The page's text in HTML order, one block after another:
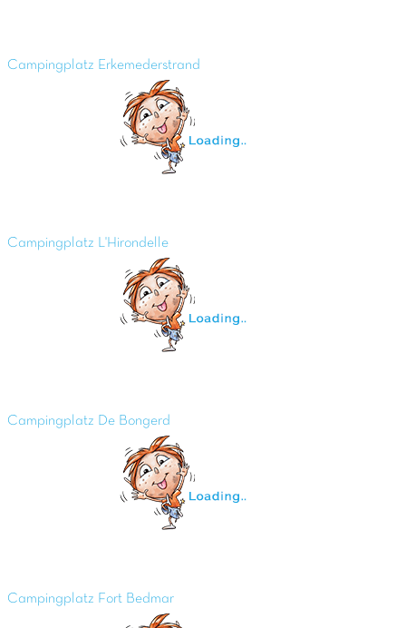
Campingplatz Erkemederstrand
Campingplatz L'Hirondelle
Campingplatz De Bongerd
Campingplatz Fort Bedmar